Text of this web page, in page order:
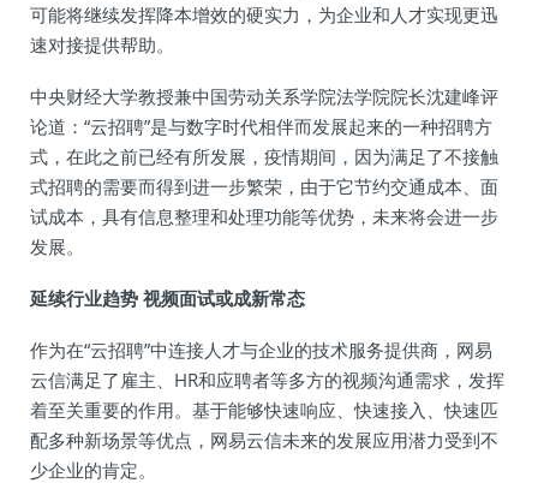
可能将继续发挥降本增效的硬实力，为企业和人才实现更迅
速对接提供帮助。
中央财经大学教授兼中国劳动关系学院法学院院长沈建峰评
论道：“云招聘”是与数字时代相伴而发展起来的一种招聘方
式，在此之前已经有所发展，疫情期间，因为满足了不接触
式招聘的需要而得到进一步繁荣，由于它节约交通成本、面
试成本，具有信息整理和处理功能等优势，未来将会进一步
发展。
延续行业趋势 视频面试或成新常态
作为在“云招聘”中连接人才与企业的技术服务提供商，网易
云信满足了雇主、HR和应聘者等多方的视频沟通需求，发挥
着至关重要的作用。基于能够快速响应、快速接入、快速匹
配多种新场景等优点，网易云信未来的发展应用潜力受到不
少企业的肯定。